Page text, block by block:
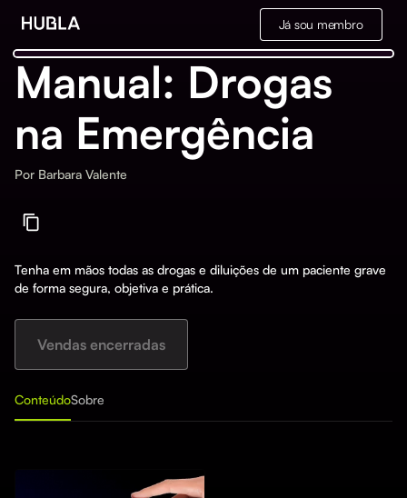
Já sou membro
Manual: Drogas
na Emergência
Por Barbara Valente
Tenha em mãos todas as drogas e diluições de um paciente grave
de forma segura, objetiva e prática.
Vendas encerradas
ConteúdoSobre